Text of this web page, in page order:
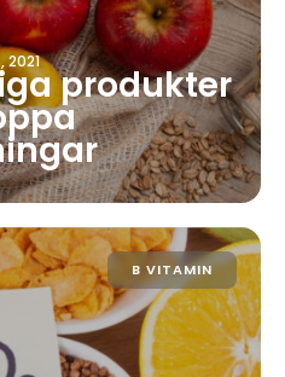
produkter
B VITAMIN